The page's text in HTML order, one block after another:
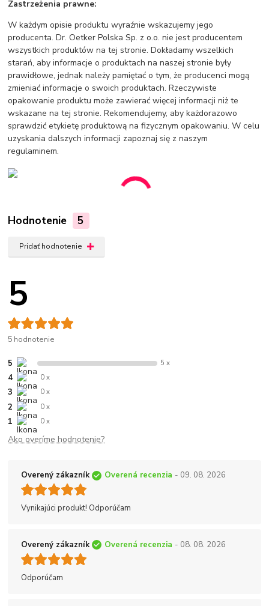
Zastrzeżenia prawne:
W każdym opisie produktu wyraźnie wskazujemy jego
producenta. Dr. Oetker Polska Sp. z o.o. nie jest producentem
wszystkich produktów na tej stronie. Dokładamy wszelkich
starań, aby informacje o produktach na naszej stronie były
prawidłowe, jednak należy pamiętać o tym, że producenci mogą
zmieniać informacje o swoich produktach. Rzeczywiste
opakowanie produktu może zawierać więcej informacji niż te
wskazane na tej stronie. Rekomendujemy, aby każdorazowo
sprawdzić etykietę produktową na fizycznym opakowaniu. W celu
uzyskania dalszych informacji zapoznaj się z naszym
regulaminem.
Hodnotenie 5
Pridať hodnotenie
5
5 hodnotenie
5 5 x
4 0 x
3 0 x
2 0 x
1 0 x
Ako overíme hodnotenie?
Overený zákazník Overená recenzia - 09. 08. 2026
Vynikajúci produkt! Odporúčam
Overený zákazník Overená recenzia - 08. 08. 2026
Odporúčam